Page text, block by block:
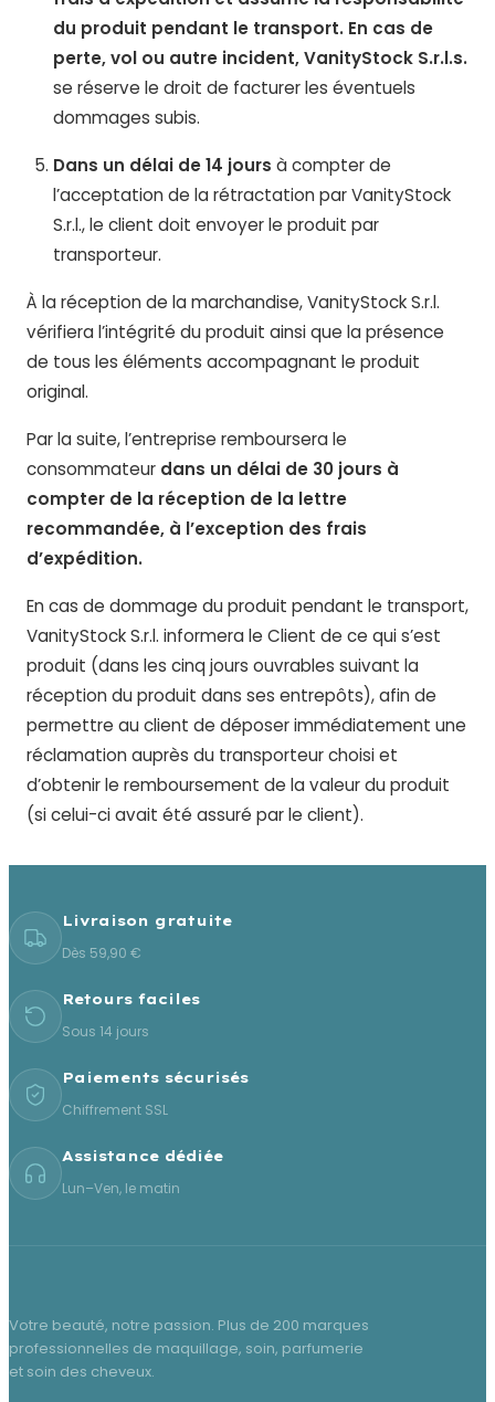
du produit pendant le transport. En cas de
perte, vol ou autre incident, VanityStock S.r.l.s.
se réserve le droit de facturer les éventuels
dommages subis.
Dans un délai de 14 jours à compter de
l’acceptation de la rétractation par VanityStock
S.r.l., le client doit envoyer le produit par
transporteur.
À la réception de la marchandise, VanityStock S.r.l.
vérifiera l’intégrité du produit ainsi que la présence
de tous les éléments accompagnant le produit
original.
Par la suite, l’entreprise remboursera le
consommateur dans un délai de 30 jours à
compter de la réception de la lettre
recommandée, à l’exception des frais
d’expédition.
En cas de dommage du produit pendant le transport,
VanityStock S.r.l. informera le Client de ce qui s’est
produit (dans les cinq jours ouvrables suivant la
réception du produit dans ses entrepôts), afin de
permettre au client de déposer immédiatement une
réclamation auprès du transporteur choisi et
d’obtenir le remboursement de la valeur du produit
(si celui-ci avait été assuré par le client).
Livraison gratuite
Dès 59,90 €
Retours faciles
Sous 14 jours
Paiements sécurisés
Chiffrement SSL
Assistance dédiée
Lun–Ven, le matin
Votre beauté, notre passion. Plus de 200 marques
professionnelles de maquillage, soin, parfumerie
et soin des cheveux.